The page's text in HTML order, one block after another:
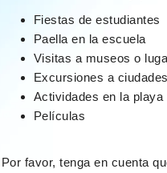
Fiestas de estudiantes
Paella en la escuela
Visitas a museos o
Excursiones a
Actividades en la
Películas
Por favor, tenga en cuenta